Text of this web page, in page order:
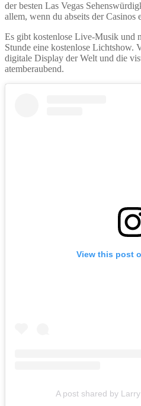
der besten Las Vegas
allem, wenn du abseits der Casinos
Es gibt kostenlose Live-Musik und
Stunde eine kostenlose Lichtshow.
digitale Display der Welt und die
atemberaubend.
View this post
A post shared by